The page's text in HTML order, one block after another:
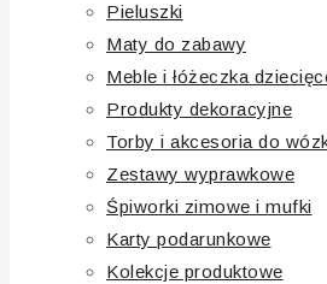
Pieluszki
Maty do zabawy
Meble i łóżeczka
Produkty dekoracyjne
Torby i akcesoria do
Zestawy wyprawkowe
Śpiworki zimowe i mufki
Karty podarunkowe
Kolekcje produktowe